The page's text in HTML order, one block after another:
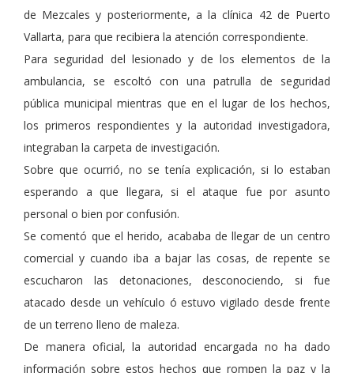
de Mezcales y posteriormente, a la clínica 42 de Puerto
Vallarta, para que recibiera la atención correspondiente.
Para seguridad del lesionado y de los elementos de la
ambulancia, se escoltó con una patrulla de seguridad
pública municipal mientras que en el lugar de los hechos,
los primeros respondientes y la autoridad investigadora,
integraban la carpeta de investigación.
Sobre que ocurrió, no se tenía explicación, si lo estaban
esperando a que llegara, si el ataque fue por asunto
personal o bien por confusión.
Se comentó que el herido, acababa de llegar de un centro
comercial y cuando iba a bajar las cosas, de repente se
escucharon las detonaciones, desconociendo, si fue
atacado desde un vehículo ó estuvo vigilado desde frente
de un terreno lleno de maleza.
De manera oficial, la autoridad encargada no ha dado
información sobre estos hechos que rompen la paz y la